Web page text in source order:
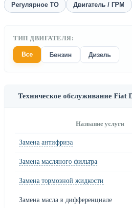
Регулярное ТО Двигатель / ГРМ
ТИП ДВИГАТЕЛЯ:
Все Бензин Дизель
Техническое обслуживание Fiat
Название услуги
Замена антифриза
Замена масляного фильтра
Замена тормозной жидкости
Замена масла в дифференциале